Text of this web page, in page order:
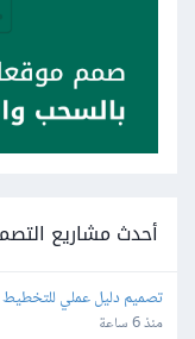
أحدث مشاريع
تصميم دليل عملي
منذ 6 ساعة